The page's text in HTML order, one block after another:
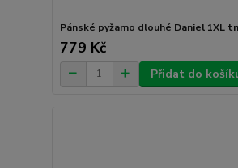
Pánské pyžamo dlouhé Daniel 1XL
779 Kč
Přidat do